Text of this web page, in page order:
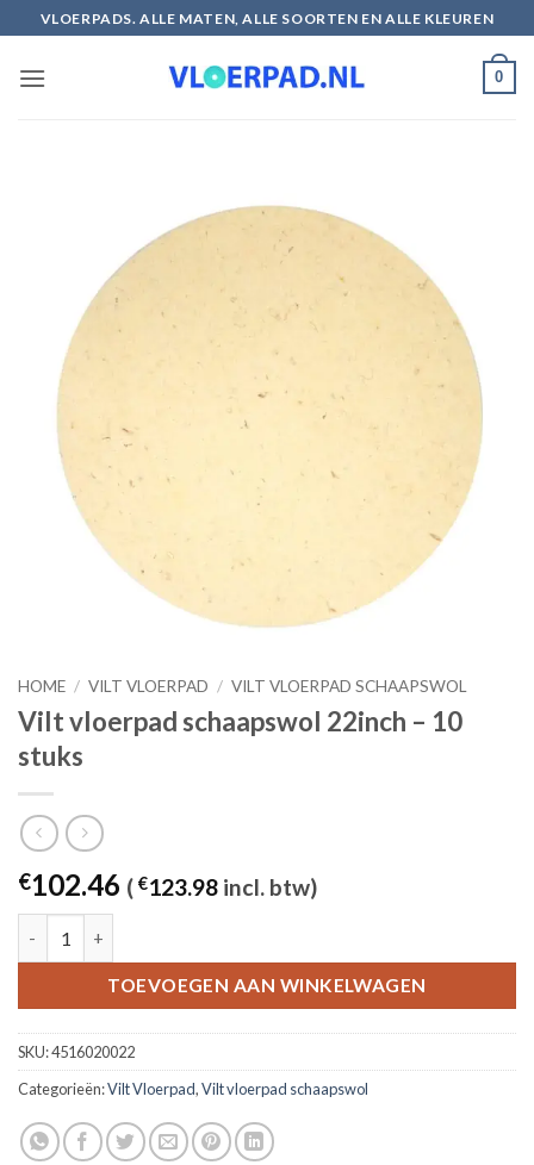
naar
inhoud
VLOERPADS. ALLE MATEN, ALLE SOORTEN EN ALLE KLEUREN
0
HOME / VILT VLOERPAD / VILT VLOERPAD SCHAAPSWOL
Vilt vloerpad schaapswol 22inch – 10
stuks
€102.46 ( €123.98 incl. btw)
TOEVOEGEN AAN WINKELWAGEN
SKU:4516020022
Categorieën:Vilt Vloerpad,Vilt vloerpad schaapswol